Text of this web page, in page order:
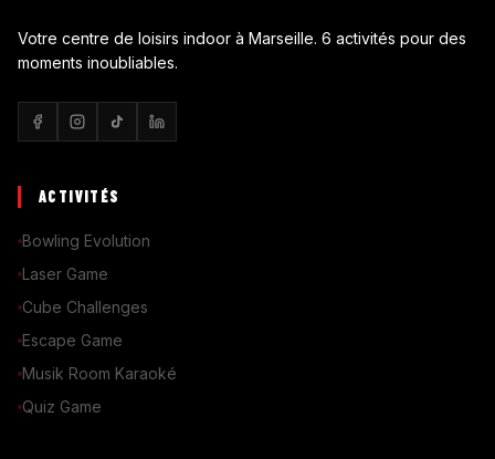
Votre centre de loisirs indoor à Marseille. 6 activités pour des
moments inoubliables.
ACTIVITÉS
Bowling Evolution
Laser Game
Cube Challenges
Escape Game
Musik Room Karaoké
Quiz Game